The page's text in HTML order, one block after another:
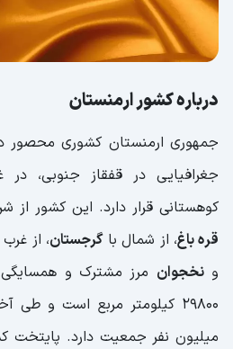
درباره کشور ارمنستان
جمهوری ارمنستان کشوری
جغرافیایی در قفقاز جنوبی،
کوهستانی قرار دارد. این کشور از
قره باغ، از شمال باگرجستان، از غرب
ونخجوان مرز مشترک و
میلیون نفر جمعیت دارد. پایتخت